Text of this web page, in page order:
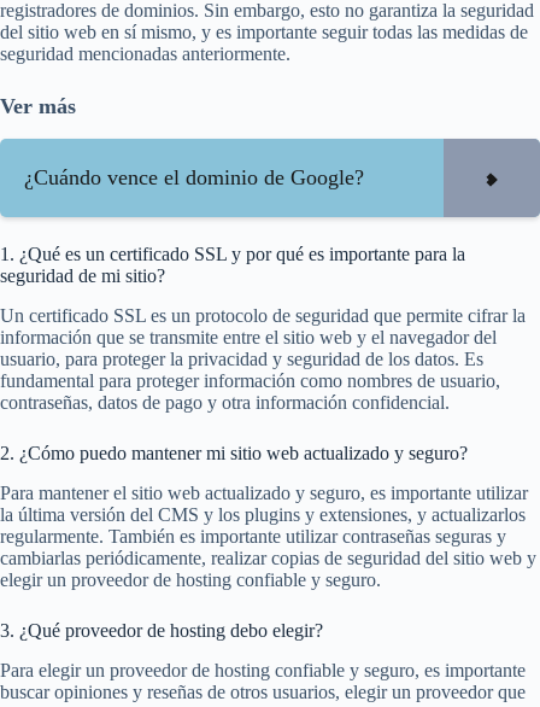
registradores de dominios. Sin embargo, esto no garantiza la seguridad
del sitio web en sí mismo, y es importante seguir todas las medidas de
seguridad mencionadas anteriormente.
Ver más
¿Cuándo vence el dominio de Google?
1. ¿Qué es un certificado SSL y por qué es importante para la
seguridad de mi sitio?
Un certificado SSL es un protocolo de seguridad que permite cifrar la
información que se transmite entre el sitio web y el navegador del
usuario, para proteger la privacidad y seguridad de los datos. Es
fundamental para proteger información como nombres de usuario,
contraseñas, datos de pago y otra información confidencial.
2. ¿Cómo puedo mantener mi sitio web actualizado y seguro?
Para mantener el sitio web actualizado y seguro, es importante utilizar
la última versión del CMS y los plugins y extensiones, y actualizarlos
regularmente. También es importante utilizar contraseñas seguras y
cambiarlas periódicamente, realizar copias de seguridad del sitio web y
elegir un proveedor de hosting confiable y seguro.
3. ¿Qué proveedor de hosting debo elegir?
Para elegir un proveedor de hosting confiable y seguro, es importante
buscar opiniones y reseñas de otros usuarios, elegir un proveedor que